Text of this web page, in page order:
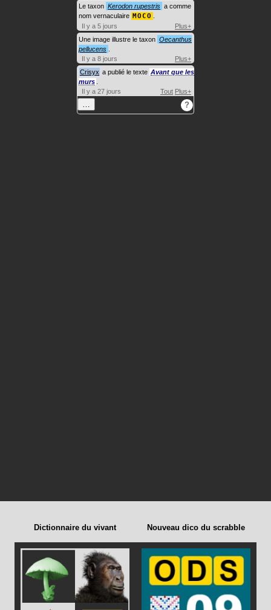
Le taxon Kerodon rupestris a comme
nom vernaculaire MOCO
Il y a 5 jours
Plus+
Une image illustre le taxon Oecanthus
pellucens
Il y a 8 jours
Plus+
Crisyx a publié le texte Avant que les
murs
Il y a 27 jours
Tout Plus+
?
Dictionnaire du vivant Nouveau dico du scrabble